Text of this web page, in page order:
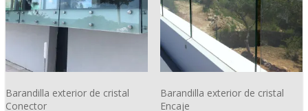
Barandilla exterior de cristal
Conector
Barandilla exterior de cristal
Encaje